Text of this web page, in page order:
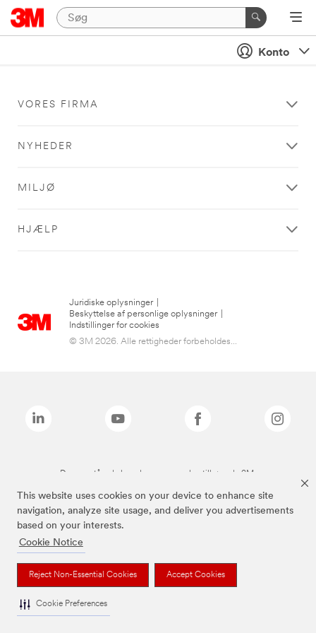
This website uses cookies on your device to enhance site
navigation, analyze site usage, and deliver you advertisements
based on your interests.
Cookie Notice
Reject Non-Essential Cookies Accept Cookies
Cookie Preferences
Konto
VORES FIRMA
NYHEDER
MILJØ
HJÆLP
Juridiske oplysninger
Beskyttelse af personlige oplysninger
Indstillinger for cookies
© 3M 2026. Alle rettigheder forbeholdes...
De ovenstående brands er varemærker tilhørende 3M.